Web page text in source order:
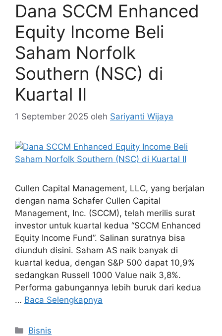
Dana SCCM Enhanced
Equity Income Beli
Saham Norfolk
Southern (NSC) di
Kuartal II
1 September 2025 oleh Sariyanti Wijaya
Cullen Capital Management, LLC, yang berjalan
dengan nama Schafer Cullen Capital
Management, Inc. (SCCM), telah merilis surat
investor untuk kuartal kedua “SCCM Enhanced
Equity Income Fund”. Salinan suratnya bisa
diunduh disini. Saham AS naik banyak di
kuartal kedua, dengan S&P 500 dapat 10,9%
sedangkan Russell 1000 Value naik 3,8%.
Performa gabungannya lebih buruk dari kedua
… Baca Selengkapnya
Kategori
Bisnis